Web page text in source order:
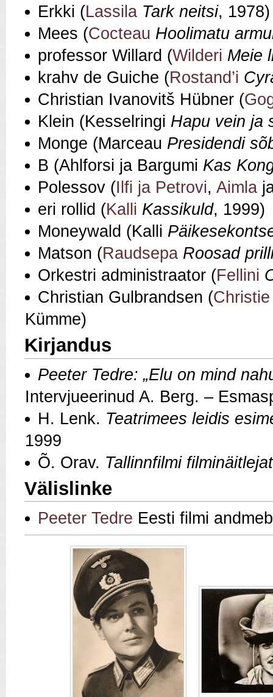
Erkki (Lassila Tark neitsi, 1978)
Mees (Cocteau Hoolimatu
professor Willard (Wilderi Meie
krahv de Guiche (Rostand’i
Christian Ivanovitš Hübner (
Klein (Kesselringi Hapu vein ja
Monge (Marceau Presidendi
B (Ahlforsi ja Bargumi Kas
Polessov (Ilfi ja Petrovi, Aimla
eri rollid (Kalli Kassikuld, 1999)
Moneywald (Kalli
Matson (Raudsepa Roosad
Orkestri administraator (Fellini
Christian Gulbrandsen (Christie
Kümme)
Kirjandus
Peeter Tedre: „Elu on mind
Intervjueerinud A. Berg. –
H. Lenk. Teatrimees leidis
1999
Õ. Orav. Tallinnfilmi
Välislinke
Peeter Tedre Eesti filmi